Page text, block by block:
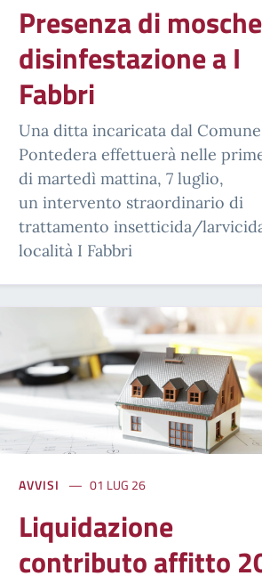
Presenza di
disinfestazione a I
Fabbri
Una ditta incaricata dal
Pontedera effettuerà nelle
di martedì mattina, 7 luglio,
un intervento straordinario di
trattamento insetticida/
località I Fabbri
AVVISI 01 LUG 26
Liquidazione
contributo affitto